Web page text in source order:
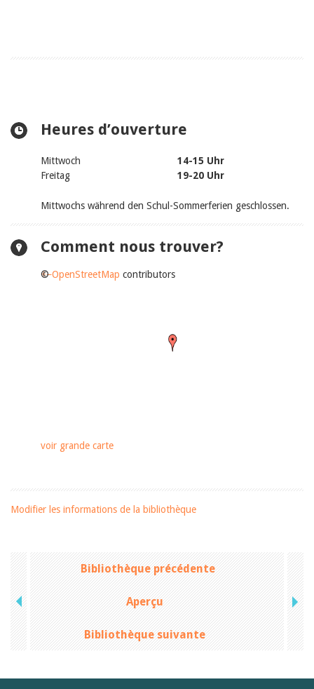
Heures d’ouverture
Mittwoch
Freitag
14-15 Uhr
19-20 Uhr
Mittwochs während den Schul-Sommerferien geschlossen.
Comment nous trouver?
+−
©OpenStreetMap contributors
voir grande carte
Modifier les informations de la bibliothèque
Bibliothèque précédente
Aperçu
Bibliothèque suivante